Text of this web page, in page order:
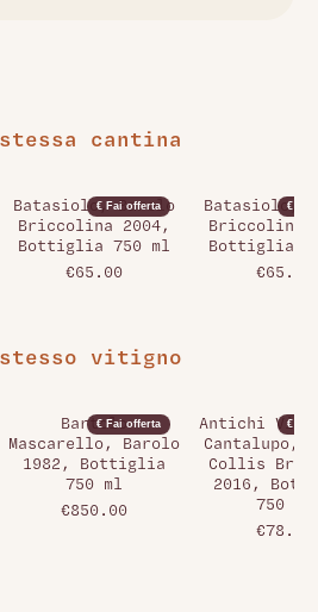
cantina
€ Fai offerta
Batasiolo, Barolo
Briccolina 2004,
Bottiglia 750 ml
€65.00
€ Fai
Batasiolo,
Briccolina
Bottiglia
€65.00
vitigno
€ Fai offerta
Bartolo
Mascarello, Barolo
1982, Bottiglia
750 ml
€850.00
€ Fai
Antichi
Cantalupo,
Collis
2016,
750 ml
€78.00